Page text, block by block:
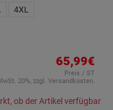
4XL
65,99€
Preis / ST
20%, zzgl. Versandkosten.
ob der Artikel verfügbar